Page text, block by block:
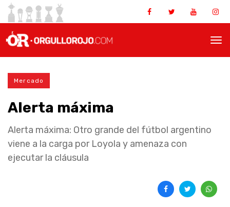
Mercado
Alerta máxima
Alerta máxima: Otro grande del fútbol argentino
viene a la carga por Loyola y amenaza con
ejecutar la cláusula